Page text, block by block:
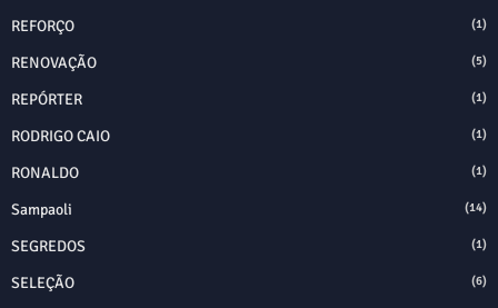
REFORÇO (1)
RENOVAÇÃO (5)
REPÓRTER (1)
RODRIGO CAIO (1)
RONALDO (1)
Sampaoli (14)
SEGREDOS (1)
SELEÇÃO (6)